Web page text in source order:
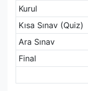
Kurul
Kısa Sınav (Quiz)
Ara Sınav
Final